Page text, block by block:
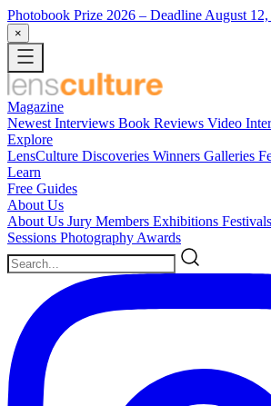
Photobook Prize 2026 – Deadline August
×
Magazine
Newest Interviews Book Reviews Video
Explore
LensCulture Discoveries Winners Galleries
Learn
Free Guides
About Us
About Us Jury Members Exhibitions Festivals
Sessions Photography Awards